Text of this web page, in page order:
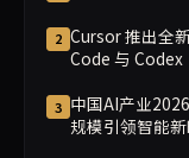
2 Cursor 推出全
Code 与 Codex
3 中国AI产业
规模引领智能